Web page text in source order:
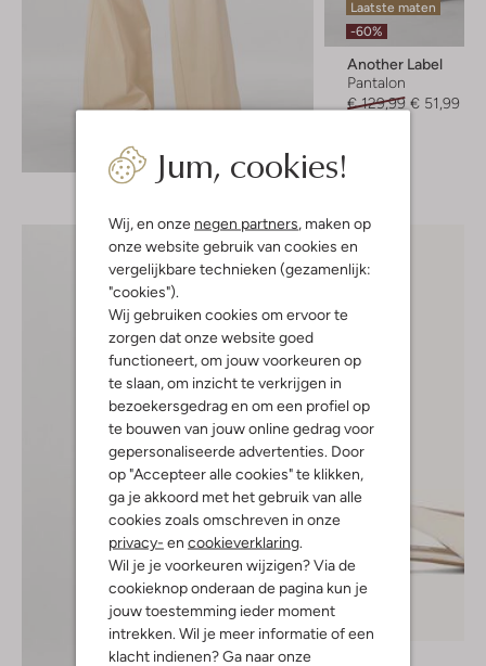
Jum, cookies!
Wij, en onze negen partners, maken op
onze website gebruik van cookies en
vergelijkbare technieken (gezamenlijk:
"cookies").
Wij gebruiken cookies om ervoor te
zorgen dat onze website goed
functioneert, om jouw voorkeuren op
te slaan, om inzicht te verkrijgen in
bezoekersgedrag en om een profiel op
te bouwen van jouw online gedrag voor
gepersonaliseerde advertenties. Door
op "Accepteer alle cookies" te klikken,
ga je akkoord met het gebruik van alle
cookies zoals omschreven in onze
privacy- en cookieverklaring.
Wil je je voorkeuren wijzigen? Via de
cookieknop onderaan de pagina kun je
jouw toestemming ieder moment
intrekken. Wil je meer informatie of een
klacht indienen? Ga naar onze
Ontdek de look
Laatste maten
-60%
Another Label
Pantalon
€ 129,99 € 51,99